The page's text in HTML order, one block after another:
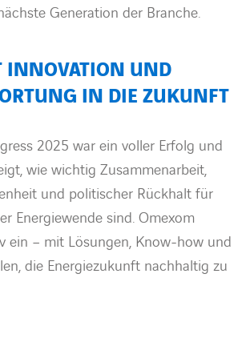
Generation der Branche.
INNOVATION UND
IN DIE ZUKUNFT
2025 war ein voller Erfolg und
wie wichtig Zusammenarbeit,
und politischer Rückhalt für
Energiewende sind. Omexom
ein – mit Lösungen, Know-how und
die Energiezukunft nachhaltig zu